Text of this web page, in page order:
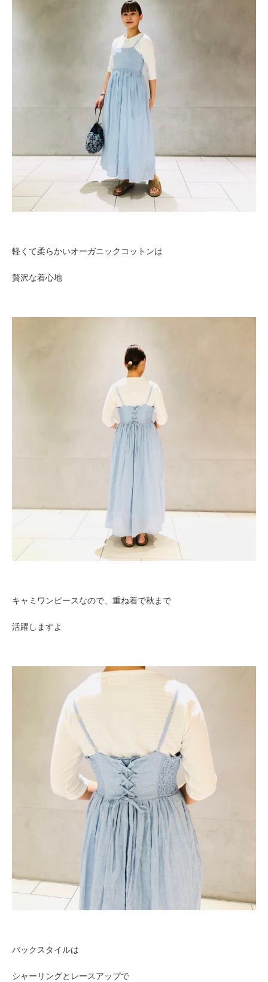
軽くて柔らかいオーガニックコットンは
贅沢な着心地
キャミワンピースなので、重ね着で秋まで
活躍しますよ
バックスタイルは
シャーリングとレースアップで